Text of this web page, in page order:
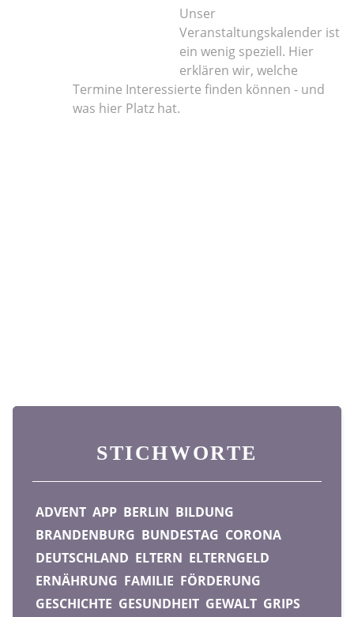
Unser
Veranstaltungskalender ist
ein wenig speziell. Hier
erklären wir, welche
Termine Interessierte finden können - und
was hier Platz hat.
STICHWORTE
ADVENT APP BERLIN BILDUNG
BRANDENBURG BUNDESTAG CORONA
DEUTSCHLAND ELTERN ELTERNGELD
ERNÄHRUNG FAMILIE FÖRDERUNG
GESCHICHTE GESUNDHEIT GEWALT GRIPS